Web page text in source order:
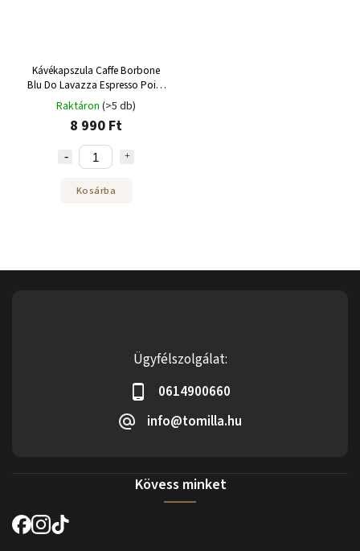
Kávékapszula Caffe Borbone
Blu Do Lavazza Espresso Point
100 db
Raktáron (>5 db)
8 990 Ft
Kosárba
Ügyfélszolgálat:
0614900660
info@tomilla.hu
Kövess minket